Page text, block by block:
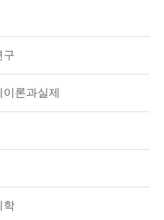
론과실제
학